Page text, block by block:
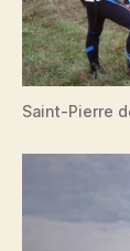
Saint-Pierre